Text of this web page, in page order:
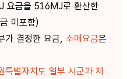
요금을 516MJ로 환산한
미포함)
가 결정한 요금, 소매요금은
특별자치도 일부 시군과 제